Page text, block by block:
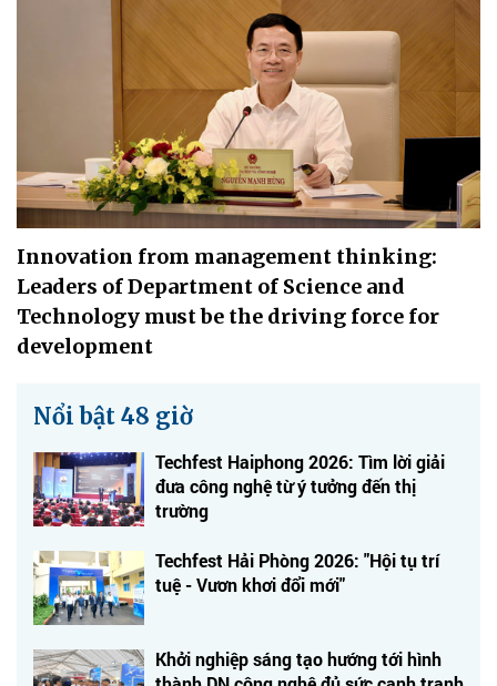
Innovation from management thinking:
Leaders of Department of Science and
Technology must be the driving force for
development
Nổi bật 48 giờ
Techfest Haiphong 2026: Tìm lời giải
đưa công nghệ từ ý tưởng đến thị
trường
Techfest Hải Phòng 2026: "Hội tụ trí
tuệ - Vươn khơi đổi mới"
Khởi nghiệp sáng tạo hướng tới hình